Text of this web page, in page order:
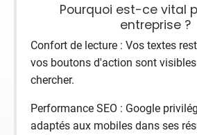
Pourquoi est-ce vital
entreprise ?
Confort de lecture : Vos textes
vos boutons d'action sont
chercher.
Performance SEO : Google
adaptés aux mobiles dans ses